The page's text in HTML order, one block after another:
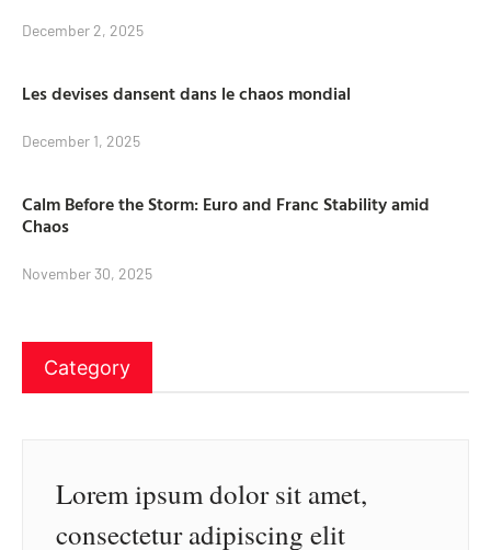
December 2, 2025
Les devises dansent dans le chaos mondial
December 1, 2025
Calm Before the Storm: Euro and Franc Stability amid
Chaos
November 30, 2025
Category
Lorem ipsum dolor sit amet,
consectetur adipiscing elit